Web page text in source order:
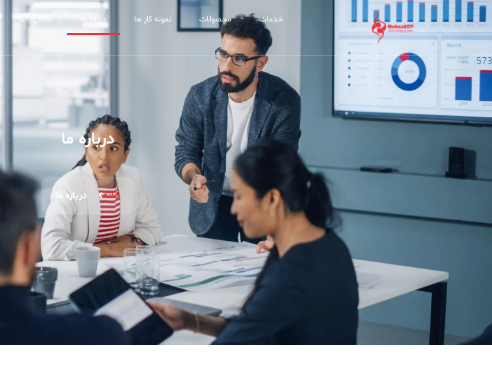
خدمات محصولات نمونه کار ها درباره ما تماس با ما
درباره ما
خانه درباره ما